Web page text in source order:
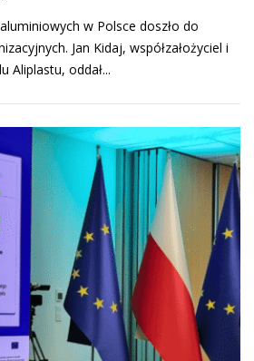
w Polsce doszło do
Jan Kidaj, współzałożyciel i
Aliplastu, oddał...